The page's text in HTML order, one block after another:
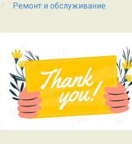
Ремонт и обслуживание